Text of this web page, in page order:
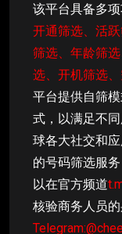
该平台具备多项
开通筛选、活
筛选、年龄筛
选、开机筛选
平台提供自筛
式，以满足不
球各大社交和
的号码筛选服
以在官方频道
核验商务人员